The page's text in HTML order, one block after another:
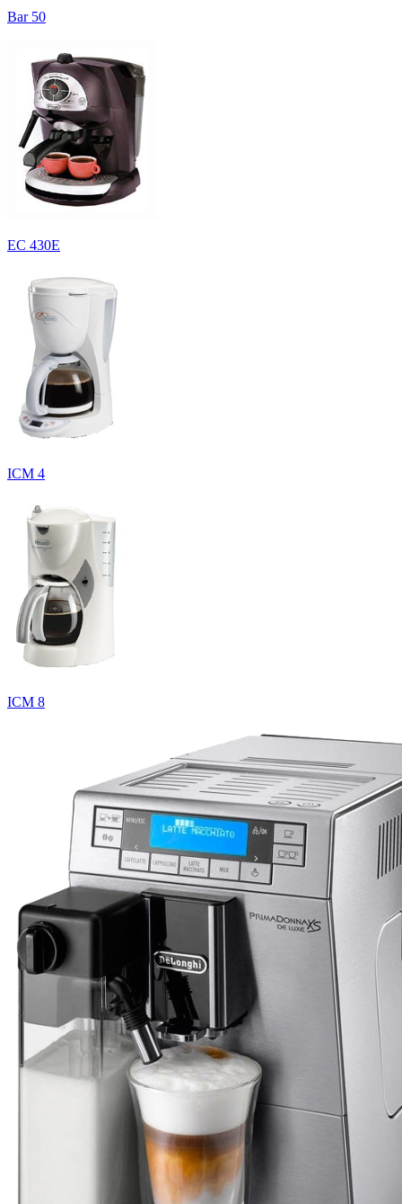
Bar 50
EC 430E
ICM 4
ICM 8